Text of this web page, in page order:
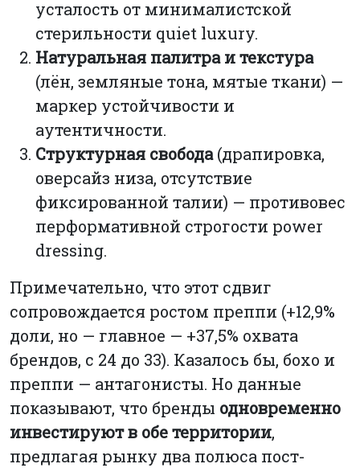
усталость от минималистской
стерильности quiet luxury.
Натуральная палитра и текстура
(лён, земляные тона, мятые ткани) —
маркер устойчивости и
аутентичности.
Структурная свобода(драпировка,
оверсайз низа, отсутствие
фиксированной талии) — противовес
перформативной строгости power
dressing.
Примечательно, что этот сдвиг
сопровождается ростом преппи (+12,9%
доли, но — главное — +37,5% охвата
брендов, с 24 до 33). Казалось бы, бохо и
преппи — антагонисты. Но данные
показывают, что бренды одновременно
инвестируют в обе территории,
предлагая рынку два полюса пост-